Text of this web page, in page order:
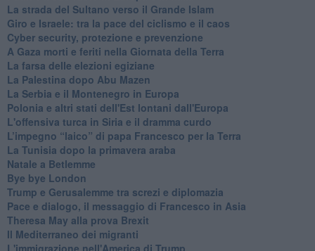
La strada del Sultano verso il Grande Islam
Giro e Israele: tra la pace del ciclismo e il caos
Cyber security, protezione e prevenzione
A Gaza morti e feriti nella Giornata della Terra
La farsa delle elezioni egiziane
La Palestina dopo Abu Mazen
La Serbia e il Montenegro in Europa
Polonia e altri stati dell'Est lontani dall'Europa
L'offensiva turca in Siria e il dramma curdo
L’impegno “laico” di papa Francesco per la Terra
La Tunisia dopo la primavera araba
Natale a Betlemme
Bye bye London
Trump e Gerusalemme tra screzi e diplomazia
Pace e dialogo, il messaggio di Francesco in Asia
Theresa May alla prova Brexit
Il Mediterraneo dei migranti
L'immigrazione nell'America di Trump